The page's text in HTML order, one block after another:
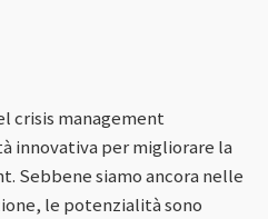
crisis management
innovativa per migliorare la
Sebbene siamo ancora nelle
le potenzialità sono